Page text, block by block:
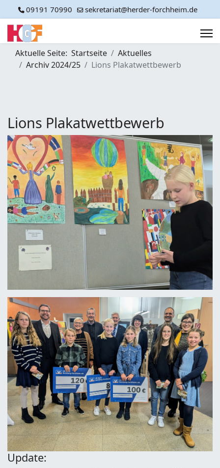
09191 70990 sekretariat@herder-forchheim.de
Aktuelle Seite: Startseite
Aktuelles
Archiv 2024/25
Lions Plakatwettbewerb
Lions Plakatwettbewerb
Update: